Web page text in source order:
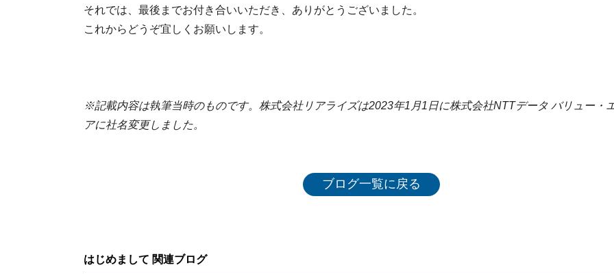
それでは、最後までお付き合いいただき、ありがとうございました。
これからどうぞ宜しくお願いします。
※記載内容は執筆当時のものです。株式会社リアライズは2023年1月1日に株式会社NTTデータ バリュー・
アに社名変更しました。
ブログ一覧に戻る
はじめまして 関連ブログ